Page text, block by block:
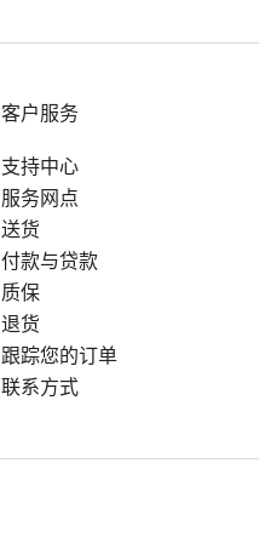
客户服务
支持中心
服务网点
送货
付款与贷款
质保
退货
跟踪您的订单
联系方式